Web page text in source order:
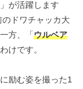
」が活躍します
のドワチャッカ大
方、「ウルベア
けです。
励む姿を撮った1